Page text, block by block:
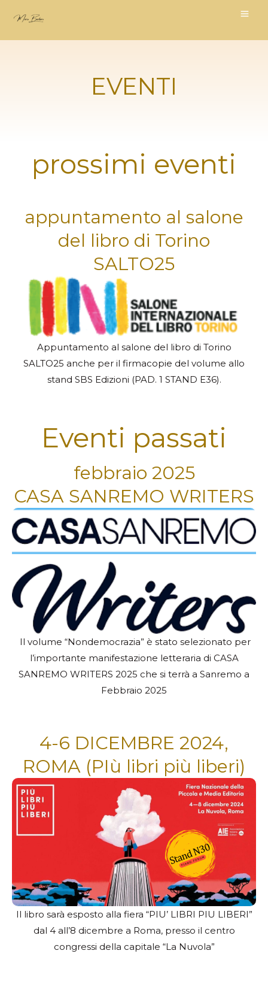
contenuto
EVENTI
prossimi eventi
appuntamento al salone
del libro di Torino
SALTO25
Appuntamento al salone del libro di Torino
SALTO25 anche per il firmacopie del volume allo
stand SBS Edizioni (PAD. 1 STAND E36).
Eventi passati
febbraio 2025
CASA SANREMO WRITERS
Il volume “Nondemocrazia” è stato selezionato per
l’importante manifestazione letteraria di CASA
SANREMO WRITERS 2025 che si terrà a Sanremo a
Febbraio 2025
4-6 DICEMBRE 2024,
ROMA (PIù libri più liberi)​
Il libro sarà esposto alla fiera “PIU’ LIBRI PIU LIBERI”
dal 4 all’8 dicembre a Roma, presso il centro
congressi della capitale “La Nuvola”